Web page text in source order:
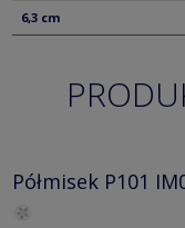
6,3 cm
Półmisek P101